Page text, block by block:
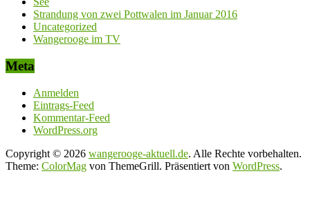
Strandung von zwei Pottwalen im Januar 2016
Uncategorized
Wangerooge im TV
Meta
Anmelden
Eintrags-Feed
Kommentar-Feed
WordPress.org
Copyright © 2026 wangerooge-aktuell.de. Alle Rechte vorbehalten.
Theme: ColorMag von ThemeGrill. Präsentiert von WordPress.